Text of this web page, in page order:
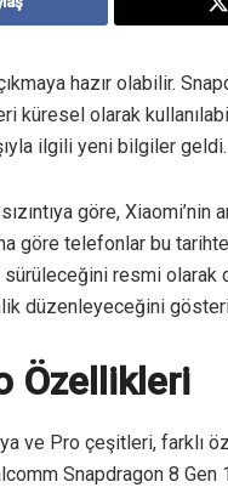
hazır olabilir.
küresel olarak
ilgili yeni bilgiler geldi.
göre,
göre telefonlar bu
resmi olarak
düzenleyeceğini
Özellikleri
ve Pro çeşitleri, farklı
Snapdragon 8 Gen